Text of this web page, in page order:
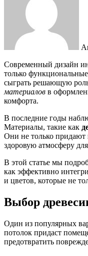
Современный дизайн интерьера стремится к созданию гармоничного пространства, где каждый элемент выполняет не
только
сыграть решающую
материалов в
комфорта.
В последние годы
Материалы, такие как
Они не только придают
здоровую атмосферу
В этой статье мы
как эффективно
и цветов, которые не
Выбор
Один из популярных
потолок придаст
предотвратить